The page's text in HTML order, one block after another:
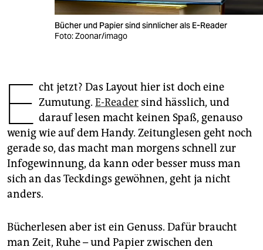
unterstützen
epaper login
Bücher und Papier sind sinnlicher als E-Reader
Foto: Zoonar/imago
E cht jetzt? Das Layout hier ist doch eine
Zumutung. E-Reader sind hässlich, und
darauf lesen macht keinen Spaß, genauso
wenig wie auf dem Handy. Zeitunglesen geht noch
gerade so, das macht man morgens schnell zur
Infogewinnung, da kann oder besser muss man
sich an das Teckdings gewöhnen, geht ja nicht
anders.
Bücherlesen aber ist ein Genuss. Dafür braucht
man Zeit, Ruhe – und Papier zwischen den